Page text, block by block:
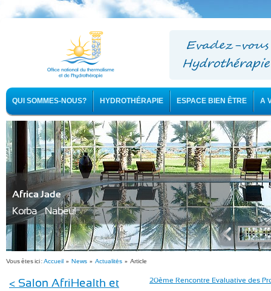
QUI SOMMES-NOUS? HYDROTHÉRAPIE ESPACE BIEN ÊTRE A
Africa Jade
Korba - Nabeul
Vous êtes ici :Accueil » News » Actualités » Article
20ème Rencontre Evaluative des
< Salon AfriHealth et